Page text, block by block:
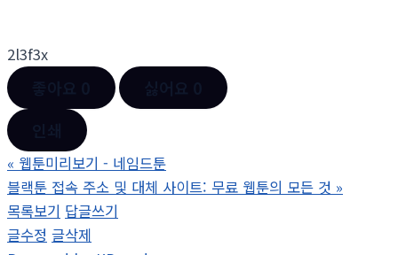
2l3f3x
« 웹툰미리보기 - 네임드툰
블랙툰 접속 주소 및 대체 사이트: 무료 웹툰의 모든 것 »
목록보기 답글쓰기
글수정 글삭제